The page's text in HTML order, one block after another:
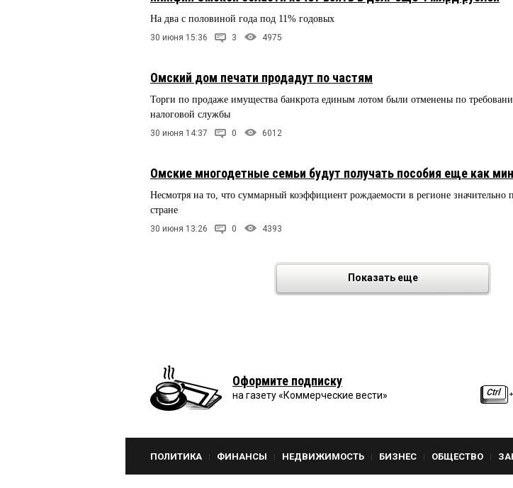
На два с половиной года под 11% годовых
30 июня 15:36 3 4975
Омский дом печати продадут по частям
Торги по продаже имущества банкрота единым лотом были отменены по
налоговой службы
30 июня 14:37 0 6012
Омские многодетные семьи будут получать пособия еще как
Несмотря на то, что суммарный коэффициент рождаемости в регионе значительно
стране
30 июня 13:26 0 4393
Показать еще
Оформите подписку
на газету «Коммерческие вести»
ПОЛИТИКА ФИНАНСЫ НЕДВИЖИМОСТЬ БИЗНЕС ОБЩЕСТВО